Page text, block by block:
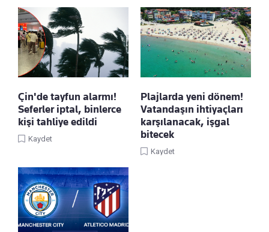
Çin'de tayfun alarmı!
Seferler iptal, binlerce
kişi tahliye edildi
Kaydet
Plajlarda yeni dönem!
Vatandaşın ihtiyaçları
karşılanacak, işgal
bitecek
Kaydet